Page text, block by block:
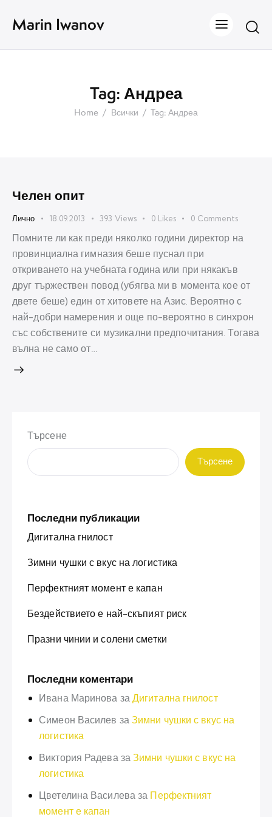
Marin Iwanov
Tag: Андреа
Home Всички Tag: Андреа
Челен опит
Лично 18.09.2013 393 Views 0 Likes 0 Comments
Помните ли как преди няколко години директор на
провинциална гимназия беше пуснал при
откриването на учебната година или при някакъв
друг тържествен повод (убягва ми в момента кое от
двете беше) един от хитовете на Азис. Вероятно с
най-добри намерения и още по-вероятно в синхрон
със собствените си музикални предпочитания. Тогава
вълна не само от…
Търсене
Търсене
Последни публикации
Дигитална гнилост
Зимни чушки с вкус на логистика
Перфектният момент е капан
Бездействието е най-скъпият риск
Празни чинии и солени сметки
Последни коментари
Ивана Маринова за Дигитална гнилост
Симеон Василев за Зимни чушки с вкус на
логистика
Виктория РадевазаЗимни чушки с вкус на
логистика
Цветелина Василева за Перфектният
момент е капан